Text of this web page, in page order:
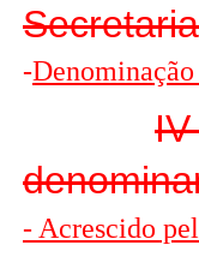
-D
- Acrescido